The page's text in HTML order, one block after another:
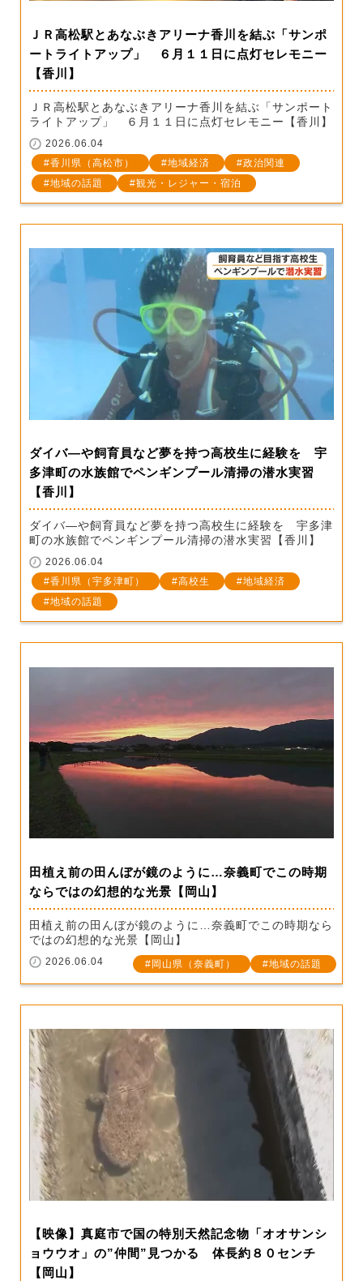
ＪＲ高松駅とあなぶきアリーナ香川を結ぶ「サンポ
ートライトアップ」 ６月１１日に点灯セレモニー
【香川】
ＪＲ高松駅とあなぶきアリーナ香川を結ぶ「サンポート
ライトアップ」 ６月１１日に点灯セレモニー【香川】
2026.06.04
香川県（高松市）
地域経済
政治関連
地域の話題
観光・レジャー・宿泊
ダイバ―や飼育員など夢を持つ高校生に経験を 宇
多津町の水族館でペンギンプール清掃の潜水実習
【香川】
ダイバ―や飼育員など夢を持つ高校生に経験を 宇多津
町の水族館でペンギンプール清掃の潜水実習【香川】
2026.06.04
香川県（宇多津町）
高校生
地域経済
地域の話題
田植え前の田んぼが鏡のように…奈義町でこの時期
ならではの幻想的な光景【岡山】
田植え前の田んぼが鏡のように…奈義町でこの時期なら
ではの幻想的な光景【岡山】
2026.06.04 岡山県（奈義町） 地域の話題
【映像】真庭市で国の特別天然記念物「オオサンシ
ョウウオ」の”仲間”見つかる 体長約８０センチ
【岡山】